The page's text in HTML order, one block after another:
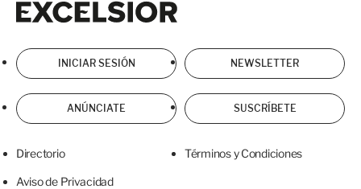
INICIAR SESIÓN NEWSLETTER
ANÚNCIATE SUSCRÍBETE
Directorio Términos y Condiciones
Aviso de Privacidad